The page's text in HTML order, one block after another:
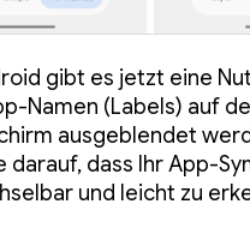
gibt es jetzt eine
Namen (Labels) auf
ausgeblendet
darauf, dass Ihr App-
und leicht zu